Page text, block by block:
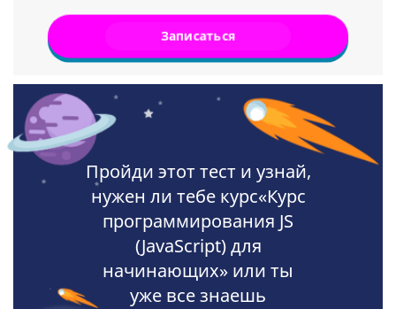
Записаться
Пройди этот тест и узнай,
нужен ли тебе курс«Курс
программирования JS
(JavaScript) для
начинающих» или ты
уже все знаешь